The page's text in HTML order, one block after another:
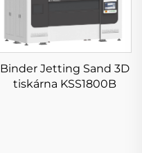
Binder Jetting Sand 3D
tiskárna KSS1800B